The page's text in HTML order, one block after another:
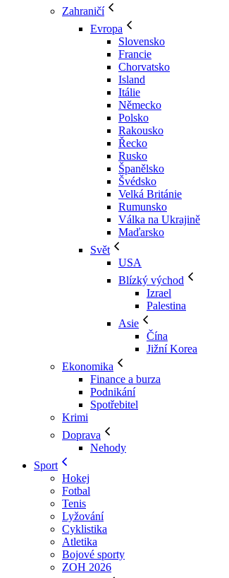
Zahraničí
Evropa
Slovensko
Francie
Chorvatsko
Island
Itálie
Německo
Polsko
Rakousko
Řecko
Rusko
Španělsko
Švédsko
Velká Británie
Rumunsko
Válka na Ukrajině
Maďarsko
Svět
USA
Blízký východ
Izrael
Palestina
Asie
Čína
Jižní Korea
Ekonomika
Finance a burza
Podnikání
Spotřebitel
Krimi
Doprava
Nehody
Sport
Hokej
Fotbal
Tenis
Lyžování
Cyklistika
Atletika
Bojové sporty
ZOH 2026